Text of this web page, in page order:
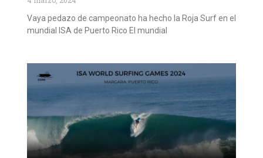
Vaya pedazo de campeonato ha hecho la Roja Surf en el
mundial ISA de Puerto Rico El mundial